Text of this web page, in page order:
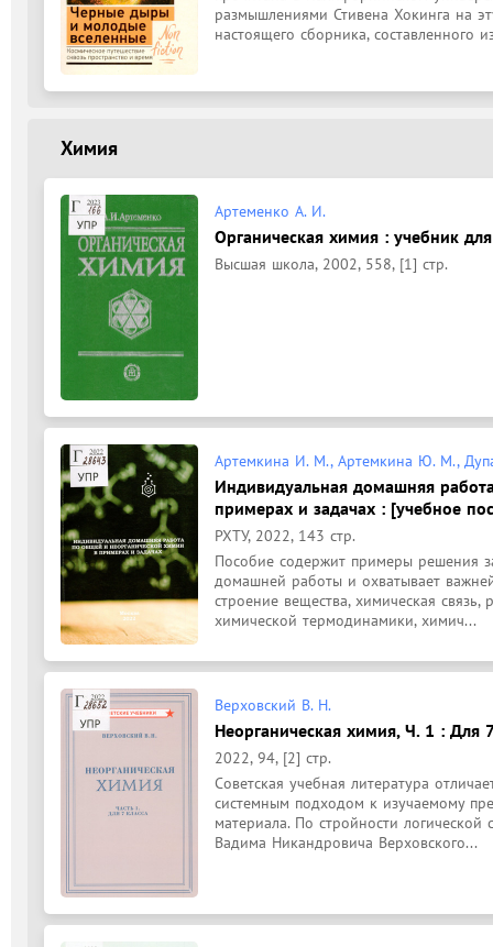
размышлениями Стивена Хокинга на
настоящего сборника, составленного
Химия
Артеменко А. И.
Органическая химия : учебник
Высшая школа, 2002, 558, [1] стр.
Артемкина И. М., Артемкина Ю. М.,
Индивидуальная домашняя
примерах и задачах : [учебное
РХТУ, 2022, 143 стр.
Пособие содержит примеры решения
домашней работы и охватывает
строение вещества, химическая
химической термодинамики, химич...
Верховский В. Н.
Неорганическая химия, Ч. 1 : Для
2022, 94, [2] стр.
Советская учебная литература
системным подходом к изучаемому
материала. По стройности
Вадима Никандровича Верховского...